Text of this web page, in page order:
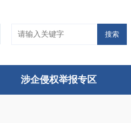
搜索
涉企侵权举报专区